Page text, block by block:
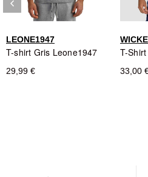
Design : Spécialement conçu
LEONE1947
T-shirt Gris Leone1947
29,99 € 33,00
Précédent
keyboard_arrow_left